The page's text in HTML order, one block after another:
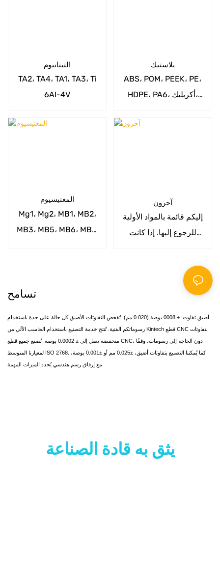
التيتانيوم
TA2، TA4، TA1، TA3، Ti
6AI-4V
بلاستيك
ABS، POM، PEEK، PE،
HDPE، PA6، أكريليك،
PPS، PP، PS، PU، PBT،
المغنيسيوم
Mg1، Mg2، MB1، MB2،
MB3، MB5، MB6، MB7،
آحرون
إليكم قائمة بالمواد الأولية
للرجوع إليها. إذا كانت
للمواد، يُرجى إبلاغنا.
تسامح
أضيق تفاوت: ±.0008 بوصة (0.020 مم). تُفحص التفاوتات الأضيق كل حالة على حدة باستخدام
رسوماتكم الفنية. تُنتج خدمة التصنيع باستخدام الحاسب الآلي من Kintech قطع CNC بتفاوتات
منخفضة تصل إلى ± 0.0002 بوصة. تُصنع جميع قطع CNC، دون الحاجة إلى رسومات، وفقًا
لمعيارنا المتوسط ​​ISO 2768. كما يُمكننا التصنيع بتفاوتات أضيق، ±0.025 مم أو ±0.001 بوصة،
يثق به قادة الصناعة